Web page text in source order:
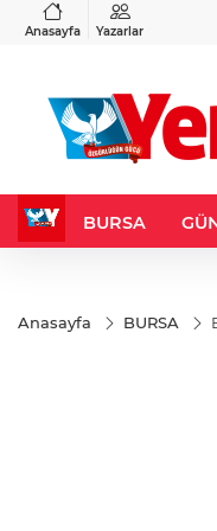
Anasayfa Yazarlar
%0,37
BURSA
Anasayfa BURSA